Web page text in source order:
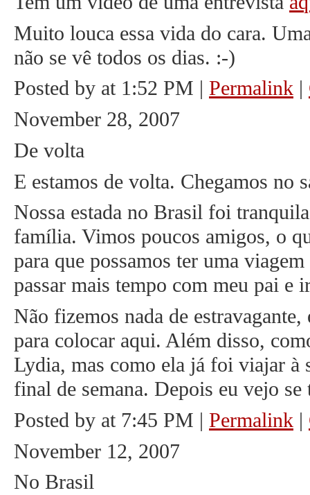
Muito louca essa vida do cara.
não se vê todos os dias. :-)
Posted by at 1:52 PM | Permalink |
November 28, 2007
De volta
E estamos de volta. Chegamos no
Nossa estada no Brasil foi
família. Vimos poucos amigos, o
para que possamos ter uma
passar mais tempo com meu pai e
Não fizemos nada de
para colocar aqui. Além disso,
Lydia, mas como ela já foi viajar à
final de semana. Depois eu vejo
Posted by at 7:45 PM | Permalink |
November 12, 2007
No Brasil